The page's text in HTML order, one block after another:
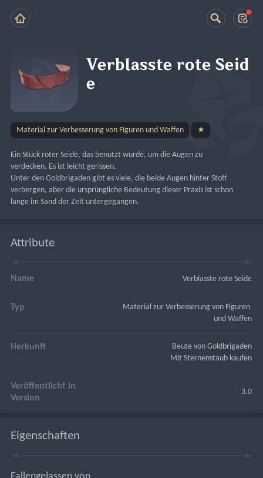
Verblasste rote Seid
e
Material zur Verbesserung von Figuren und Waffen ★
Ein Stück roter Seide, das benutzt wurde, um die Augen zu
verdecken. Es ist leicht gerissen.
Unter den Goldbrigaden gibt es viele, die beide Augen hinter Stoff
verbergen, aber die ursprüngliche Bedeutung dieser Praxis ist schon
lange im Sand der Zeit untergegangen.
Attribute
Name Verblasste rote Seide
Typ
Material zur Verbesserung von Figuren
und Waffen
Herkunft
Beute von Goldbrigaden
Mit Sternenstaub kaufen
Veröffentlicht in
Version
3.0
Eigenschaften